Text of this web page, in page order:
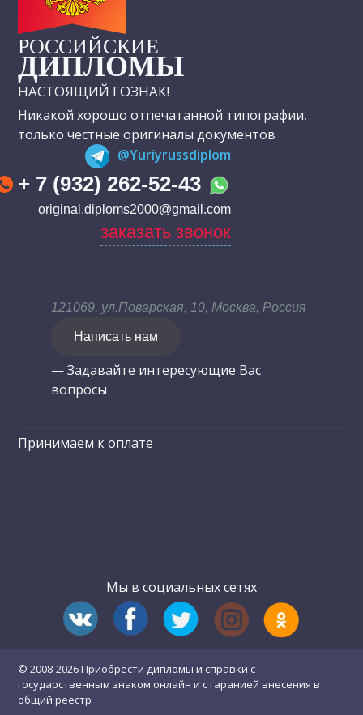
РОССИЙСКИЕ
ДИПЛОМЫ
НАСТОЯЩИЙ ГОЗНАК!
Никакой хорошо отпечатанной типографии,
только честные оригиналы документов
@Yuriyrussdiplom
+ 7 (932) 262-52-43
original.diploms2000@gmail.com
заказать звонок
121069, ул.Поварская, 10, Москва, Россия
Написать нам
— Задавайте интересующие Вас
вопросы
Принимаем к оплате
Мы в социальных сетях
© 2008-2026 Приобрести дипломы и справки с
государственным знаком онлайн и с гаранией внесения в
общий реестр